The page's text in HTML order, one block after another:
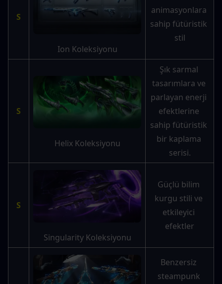
S
Ion Koleksiyonu
animasyonlara
sahip fütüristik
stil
S
Helix Koleksiyonu
Şık sarmal
tasarımlara ve
parlayan enerji
efektlerine
sahip fütüristik
bir kaplama
serisi.
S
Singularity Koleksiyonu
Güçlü bilim
kurgu stili ve
etkileyici
efektler
Benzersiz
steampunk